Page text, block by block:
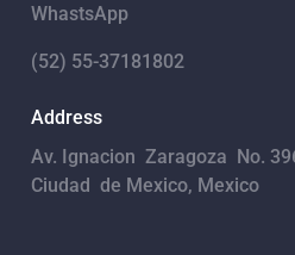
WhastsApp
(52) 55-37181802
Address
Av. Ignacion Zaragoza No.
Ciudad de Mexico, Mexico